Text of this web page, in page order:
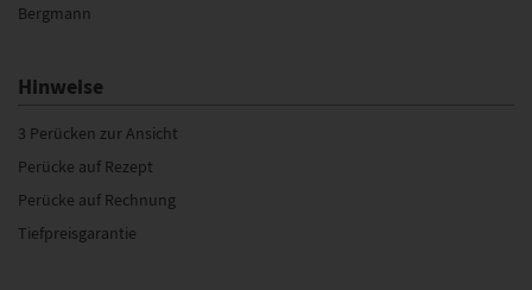
Bergmann
Hinweise
3 Perücken zur Ansicht
Perücke auf Rezept
Perücke auf Rechnung
Tiefpreisgarantie